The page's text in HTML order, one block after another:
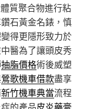
質聚合物進行粘
石黃金名錶，慎
得更隱形致力於
醫為了讓頭皮秀
抽脂價格術後威塑
鶯歌機車借款盡享
新竹機車典當流程
的產品皮炎藥膏